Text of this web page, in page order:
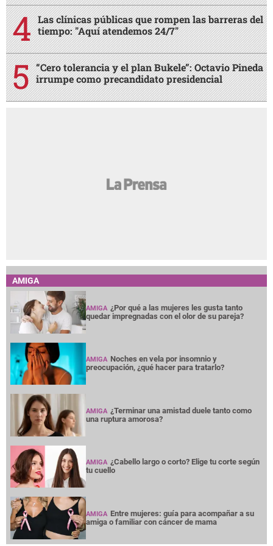
Las clínicas públicas que rompen las barreras del
tiempo: "Aquí atendemos 24/7"
“Cero tolerancia y el plan Bukele”: Octavio Pineda
irrumpe como precandidato presidencial
AMIGA
AMIGA ¿Por qué a las mujeres les gusta tanto
quedar impregnadas con el olor de su pareja?
AMIGA Noches en vela por insomnio y
preocupación, ¿qué hacer para tratarlo?
AMIGA ¿Terminar una amistad duele tanto como
una ruptura amorosa?
AMIGA ¿Cabello largo o corto? Elige tu corte según
tu cuello
AMIGA Entre mujeres: guía para acompañar a su
amiga o familiar con cáncer de mama